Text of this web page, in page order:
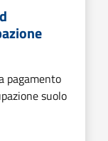
pagamento
suolo